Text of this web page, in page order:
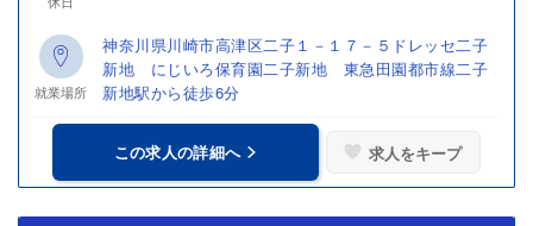
就業場所
神奈川県川崎市高津区二子１－１７－５ドレッセ二子
新地 にじいろ保育園二子新地 東急田園都市線二子
新地駅から徒歩6分
この求人の詳細へ 求人をキープ